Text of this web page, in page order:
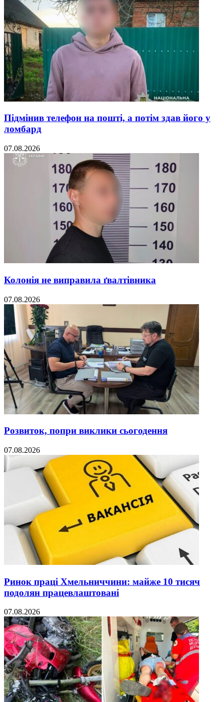
Підмінив телефон на пошті, а потім здав його у
ломбард
07.08.2026
Колонія не виправила ґвалтівника
07.08.2026
Розвиток, попри виклики сьогодення
07.08.2026
Ринок праці Хмельниччини: майже 10 тисяч
подолян працевлаштовані
07.08.2026